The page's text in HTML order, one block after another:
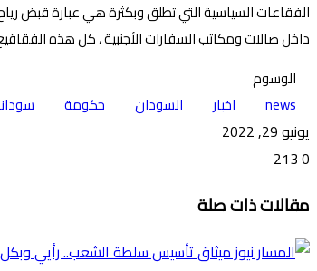
الفقاعات السياسية التي تطلق وبكثرة هي عبارة قبض
داخل صالات ومكاتب السفارات الأجنبية ، كل هذه
الوسوم
news
اخبار السودان حكومة
يونيو 29, 2022
0
عبر
البريد
مقالات ذات صلة